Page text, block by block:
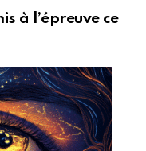
à l’épreuve ce